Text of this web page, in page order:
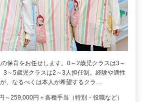
保育をお任せします。0～2歳児クラスは3～
3～5歳児クラスは2～3人担任制。経験や適性
、なるべくは本人が希望するクラ…
～259,000円＋各種手当（特別・役職など）